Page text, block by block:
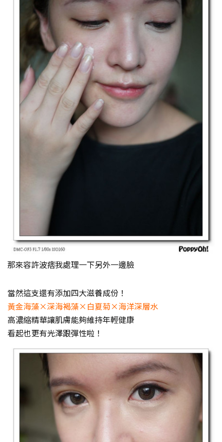
那來容許波痞我處理一下另外一邊臉
當然這支還有添加四大滋養成份！
黃金海藻×深海褐藻×白夏菊×海洋深層水
高濃縮精華讓肌膚能夠維持年輕健康
看起也更有光澤跟彈性啦！